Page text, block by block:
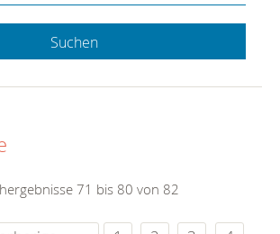
Suchen
71 bis 80 von 82